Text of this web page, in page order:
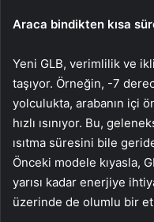
Araca bindikten kısa
Yeni GLB, verimlilik ve
taşıyor. Örneğin, -7
yolculukta, arabanın içi
hızlı ısınıyor. Bu,
ısıtma süresini bile
Önceki modele kıyasla,
yarısı kadar enerjiye
üzerinde de olumlu bir